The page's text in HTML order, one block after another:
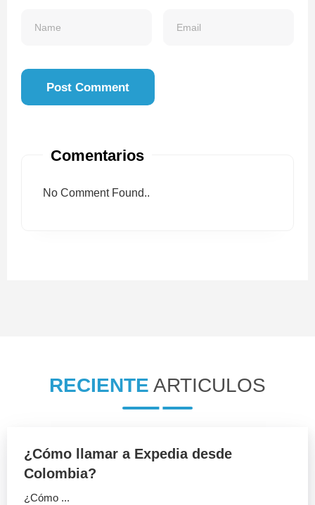
Comentarios
No Comment Found..
RECIENTE ARTICULOS
¿Cómo llamar a Expedia desde
Colombia?
¿Cómo ...